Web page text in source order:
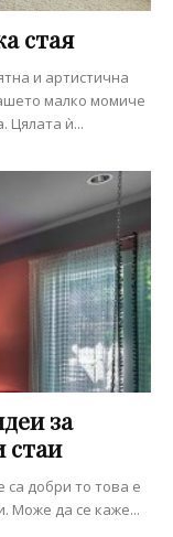
стая
и артистична
малко момиче
Цялата ѝ...
за
добри то това е
Може да се каже...